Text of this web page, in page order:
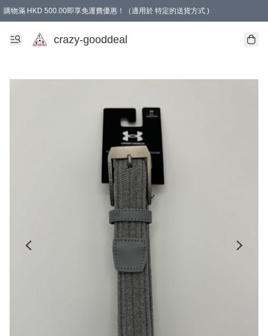
購物滿 HKD 500.00即享免運費優惠！（適用於 特定的送貨方式 )
成為會員可享免費禮品
crazy-gooddeal